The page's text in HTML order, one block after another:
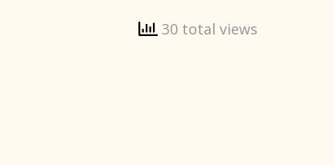
30 total views